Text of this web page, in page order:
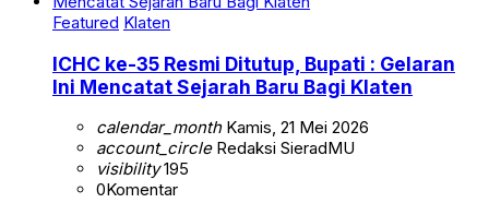
Featured Klaten
ICHC ke-35 Resmi Ditutup, Bupati : Gelaran
Ini Mencatat Sejarah Baru Bagi Klaten
calendar_monthKamis, 21 Mei 2026
account_circleRedaksi SieradMU
visibility195
0Komentar